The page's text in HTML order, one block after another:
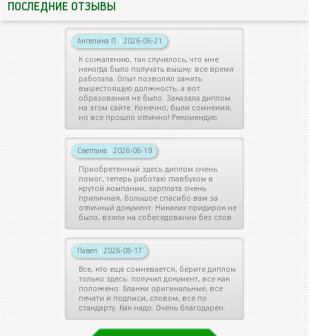
ПОСЛЕДНИЕ ОТЗЫВЫ
Ангелина П. | 2026-06-21
К сожалению, так случилось, что мне
некогда было получать вышку: все время
работала. Опыт позволял занять
вышестоящую должность, а вот
образования не было. Заказала диплом
на этом сайте. Конечно, были сомнения,
но все прошло отлично! Рекомендую.
Светлана | 2026-06-19
Приобретенный здесь диплом очень
помог, теперь работаю главбухом в
крутой компании, зарплата очень
приличная, большое спасибо вам за
отличный документ. Никаких придирок не
было, взяли на собеседовании без слов.
Павел | 2026-06-17
Все, кто еще сомневается, берите диплом
только здесь: получил документ, все как
положено. Бланки оригинальные, все
печати и подписи, словом, все по
стандарту. Как надо. Очень благодарен.